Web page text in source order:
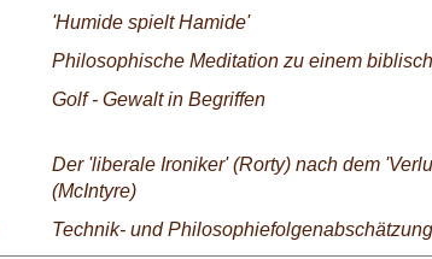
'Humide spielt Hamide'
Philosophische Meditation zu einem
Golf - Gewalt in Begriffen
Der 'liberale Ironiker' (Rorty) nach dem
(McIntyre)
Technik- und Philosophiefolgenabschätzung